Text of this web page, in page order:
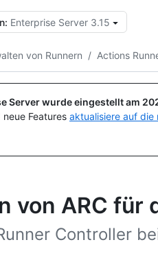
Enterprise Server 3.15
von Runnern / Actions
Server wurde eingestellt am
Features aktualisiere auf die
von ARC für
Controller